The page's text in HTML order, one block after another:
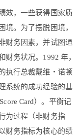
效，一些获得国家质
境。为了摆脱困境，
财务因素，并试图通
财务状况。1992 年，
执行总裁戴维・诺顿
系统的成功经验的基
Card）。平衡记
为过程（非财务指
财务指标为核心的绩